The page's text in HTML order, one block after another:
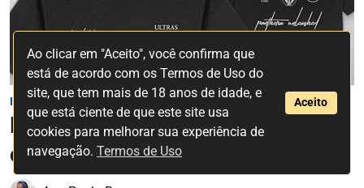
Ao clicar em "Aceito", você confirma que
está de acordo com os Termos de Uso do
site, que tem mais de 18 anos de idade, e
que está ciente de que este site usa
cookies para melhorar sua experiência de
navegação. Termos de Uso
Aceito
Lifestyle
FURIA lança novas camisetas
casuais para Kings League